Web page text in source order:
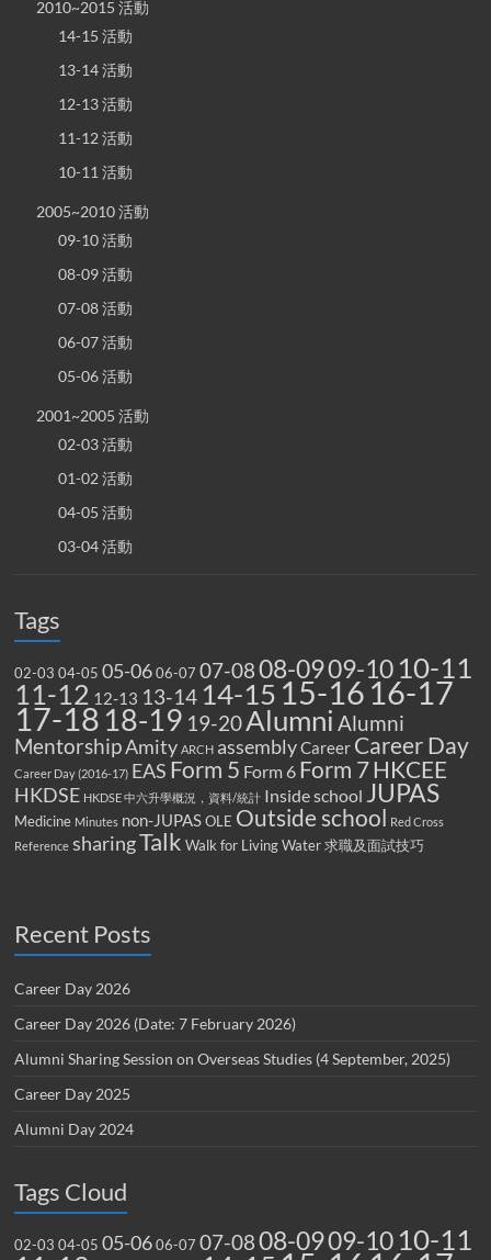
2010~2015 活動
14-15 活動
13-14 活動
12-13 活動
11-12 活動
10-11 活動
2005~2010 活動
09-10 活動
08-09 活動
07-08 活動
06-07 活動
05-06 活動
2001~2005 活動
02-03 活動
01-02 活動
04-05 活動
03-04 活動
Tags
02-03 04-05 05-06 06-07 07-0808-0909-10 10-11
11-12 12-13 13-14 14-15 15-16 16-17
17-18 18-19 19-20Alumni Alumni
MentorshipAmity ARCH assemblyCareer Career Day
Career Day (2016-17) EAS Form 5 Form 6 Form 7HKCEE
HKDSE HKDSE 中六升學概況，資料/統計 Inside school JUPAS
Medicine Minutes non-JUPAS OLE Outside school
Red Cross
Reference sharingTalk Walk for Living Water 求職及面試技巧
Recent Posts
Career Day 2026
Career Day 2026 (Date: 7 February 2026)
Alumni Sharing Session on Overseas Studies (4 September, 2025)
Career Day 2025
Alumni Day 2024
Tags Cloud
02-03 04-05 05-06 06-07 07-0808-0909-10 10-11